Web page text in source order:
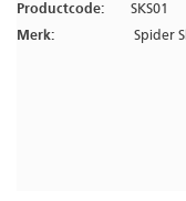
Productcode:
SKS01
Merk:
Spider